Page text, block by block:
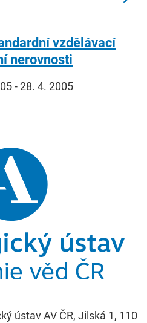
vzdělávací
nerovnosti
- 28. 4. 2005
ústav AV ČR, Jilská 1, 110